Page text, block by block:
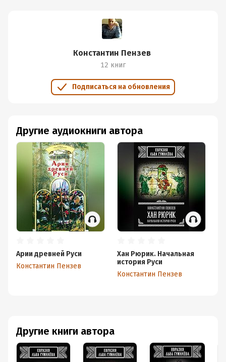
Константин Пензев
12 книг
Подписаться на обновления
Другие книги автора
Другие аудиокниги автора
Арии древней Руси
Константин Пензев
Хан Рюрик. Начальная
история Руси
Константин Пензев